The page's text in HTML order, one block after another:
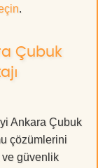
.
Çubuk
Ankara Çubuk
çözümlerini
ve güvenlik